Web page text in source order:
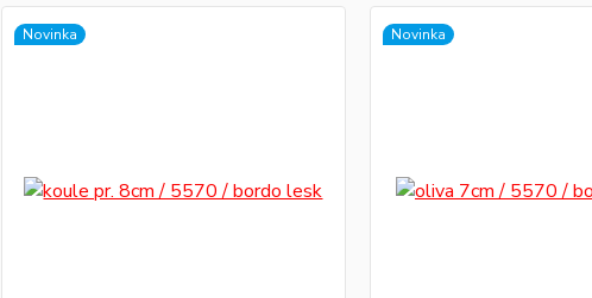
Novinka Novinka